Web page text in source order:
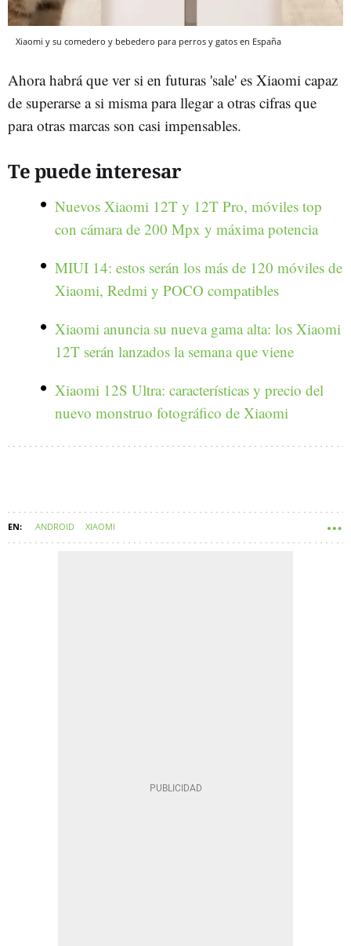
Xiaomi y su comedero y bebedero para perros y gatos en España
Ahora habrá que ver si en futuras 'sale' es Xiaomi capaz
de superarse a si misma para llegar a otras cifras que
para otras marcas son casi impensables.
Te puede interesar
Nuevos Xiaomi 12T y 12T Pro, móviles top
con cámara de 200 Mpx y máxima potencia
MIUI 14: estos serán los más de 120 móviles de
Xiaomi, Redmi y POCO compatibles
Xiaomi anuncia su nueva gama alta: los Xiaomi
12T serán lanzados la semana que viene
Xiaomi 12S Ultra: características y precio del
nuevo monstruo fotográfico de Xiaomi
ANDROID XIAOMI